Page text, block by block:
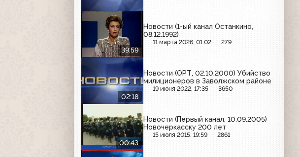
39:59
Новости (1-ый канал Останкино,
08.12.1992)
11 марта 2026, 01:02 279
02:18
Новости (ОРТ, 02.10.2000) Убийство
милиционеров в Заволжском районе
19 июня 2022, 17:35 3650
00:43
Новости (Первый канал, 10.09.2005)
Новочеркасску 200 лет
15 июля 2015, 19:59 2861